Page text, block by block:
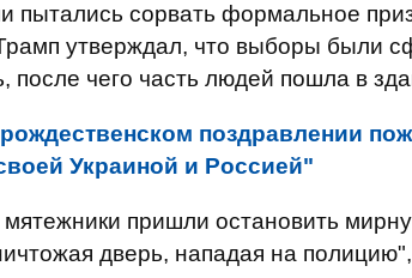
пытались сорвать формальное
утверждал, что выборы были
после чего часть людей пошла в
поздравлении
Украиной и Россией"
пришли остановить
дверь, нападая на